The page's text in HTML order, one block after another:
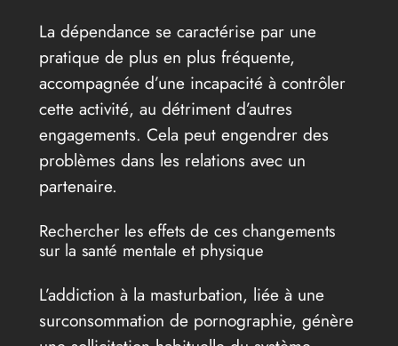
La dépendance se caractérise par une
pratique de plus en plus fréquente,
accompagnée d’une incapacité à contrôler
cette activité, au détriment d’autres
engagements. Cela peut engendrer des
problèmes dans les relations avec un
partenaire.
Rechercher les effets de ces changements
sur la santé mentale et physique
L’addiction à la masturbation, liée à une
surconsommation de pornographie, génère